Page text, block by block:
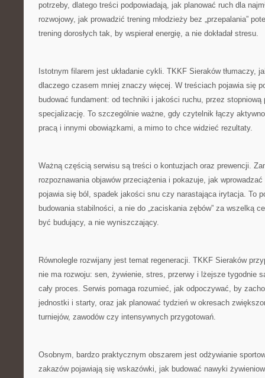
potrzeby, dlatego treści podpowiadają, jak planować ruch dla
rozwojowy, jak prowadzić trening młodzieży bez „przepalania”
trening dorosłych tak, by wspierał energię, a nie dokładał stresu.
Istotnym filarem jest układanie cykli. TKKF Sieraków tłumaczy,
dlaczego czasem mniej znaczy więcej. W treściach pojawia się
budować fundament: od techniki i jakości ruchu, przez stopniową
specjalizację. To szczególnie ważne, gdy czytelnik łączy
pracą i innymi obowiązkami, a mimo to chce widzieć rezultaty.
Ważną częścią serwisu są treści o kontuzjach oraz prewencji.
rozpoznawania objawów przeciążenia i pokazuje, jak
pojawia się ból, spadek jakości snu czy narastająca irytacja. To
budowania stabilności, a nie do „zaciskania zębów” za wszelką
być budujący, a nie wyniszczający.
Równolegle rozwijany jest temat regeneracji. TKKF Sieraków
nie ma rozwoju: sen, żywienie, stres, przerwy i lżejsze tygodnie
cały proces. Serwis pomaga rozumieć, jak odpoczywać, by
jednostki i starty, oraz jak planować tydzień w okresach
turniejów, zawodów czy intensywnych przygotowań.
Osobnym, bardzo praktycznym obszarem jest odżywianie
zakazów pojawiają się wskazówki, jak budować nawyki